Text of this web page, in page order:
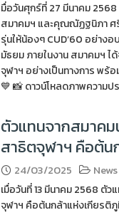
มื่อวันศุกร์ที่ 27 มีนาคม
สมาคมฯ และคุณณัฏฐนิภา ศ
รุ่นให้น้องๆ CUD’60 อย่าง
มัธยม ภายในงาน สมาคมฯ
จุฬาฯ อย่างเป็นทางการ พร้
💙 📸 ดาวน์โหลดภาพความป
ตัวแทนจากสมาคม
สาธิตจุฬาฯ คือต้น
24/03/2025 News
เมื่อวันที่ 13 มีนาคม 2568 ตัว
จุฬาฯ คือต้นกล้าแห่งเกียรติ